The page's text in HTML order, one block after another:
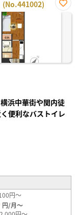
(No.441002)
お気
浜中華街や関内徒
便利なバストイレ
円～
円/月～